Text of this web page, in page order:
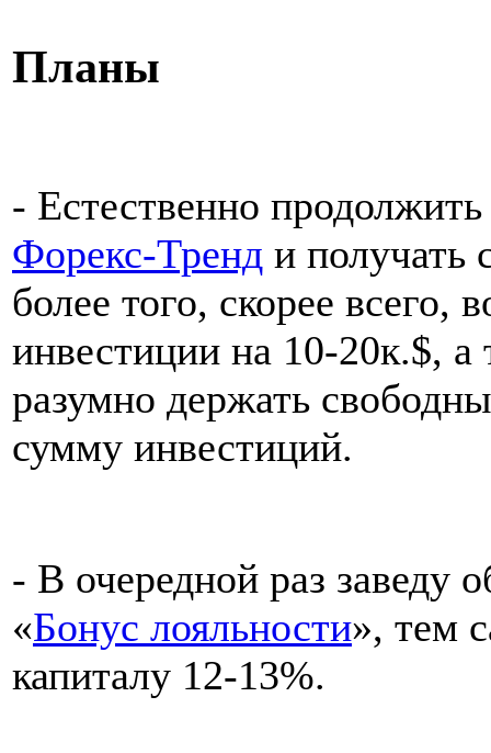
Планы
- Естественно
Форекс-Тренд и получать
более того, скорее всего,
инвестиции на 10-20к.$, а
разумно держать
сумму инвестиций.
- В очередной раз заведу
«Бонус лояльности», тем
капиталу 12-13%.